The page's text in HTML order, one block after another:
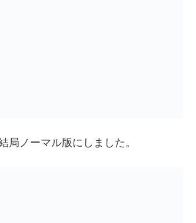
局ノーマル版にしました。